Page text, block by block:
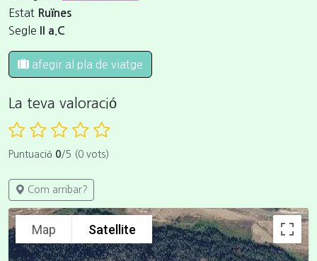
Estat Ruïnes
Segle II a.C
afegir al pla de viatge
La teva valoració
Puntuació 0/5 (0 vots)
Com arribar?
Map Satellite